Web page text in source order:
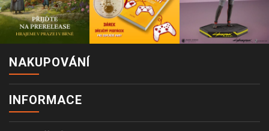
NAKUPOVÁNÍ
INFORMACE